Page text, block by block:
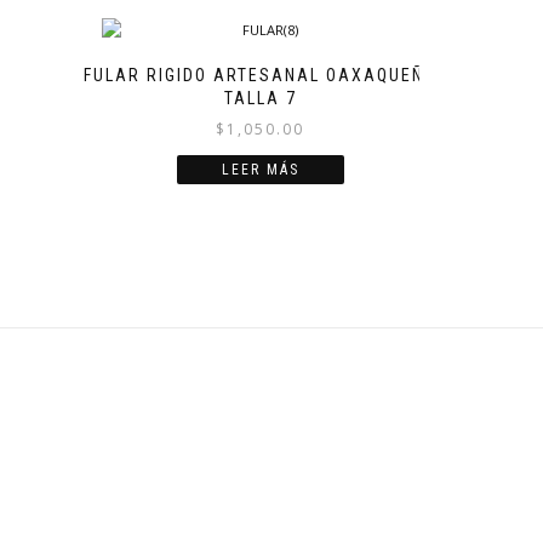
FULAR RIGIDO ARTESANAL OAXAQUEÑO
TALLA 7
$ 1,050.00
LEER MÁS